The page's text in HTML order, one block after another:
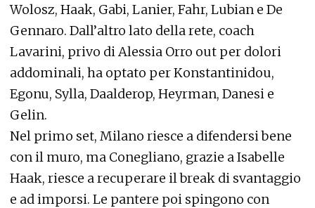
Wolosz, Haak, Gabi, Lanier, Fahr, Lubian e De
Gennaro. Dall’altro lato della rete, coach
Lavarini, privo di Alessia Orro out per dolori
addominali, ha optato per Konstantinidou,
Egonu, Sylla, Daalderop, Heyrman, Danesi e
Gelin.
Nel primo set, Milano riesce a difendersi bene
con il muro, ma Conegliano, grazie a Isabelle
Haak, riesce a recuperare il break di svantaggio
e ad imporsi. Le pantere poi spingono con